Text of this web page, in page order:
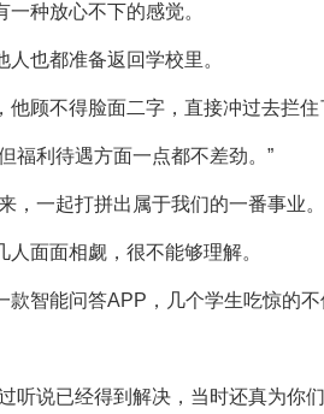
种放心不下的感觉。
也都准备返回学校里。
顾不得脸面二字，直接冲过去拦住
福利待遇方面一点都不差劲。”
，一起打拼出属于我们的一番事业。
面面相觑，很不能够理解。
智能问答APP，几个学生吃惊的不
听说已经得到解决，当时还真为你